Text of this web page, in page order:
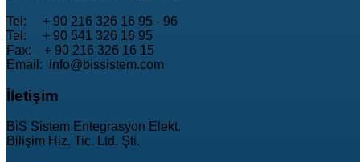
Tel: + 90 216 326 16 95 - 96
Tel: + 90 541 326 16 95
Fax: + 90 216 326 16 15
Email: info@bissistem.com
İletişim
BiS Sistem Entegrasyon Elekt.
Bilişim Hiz. Tic. Ltd. Şti.